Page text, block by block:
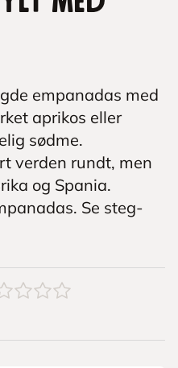
empanadas med
aprikos eller
sødme.
verden rundt, men
og Spania.
Se steg-
5stjerner